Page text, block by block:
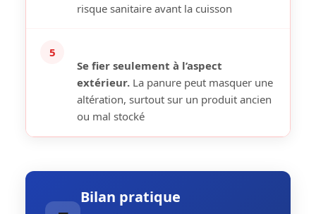
risque sanitaire avant la cuisson
5
Se fier seulement à l’aspect
extérieur. La panure peut masquer une
altération, surtout sur un produit ancien
ou mal stocké
Bilan pratique